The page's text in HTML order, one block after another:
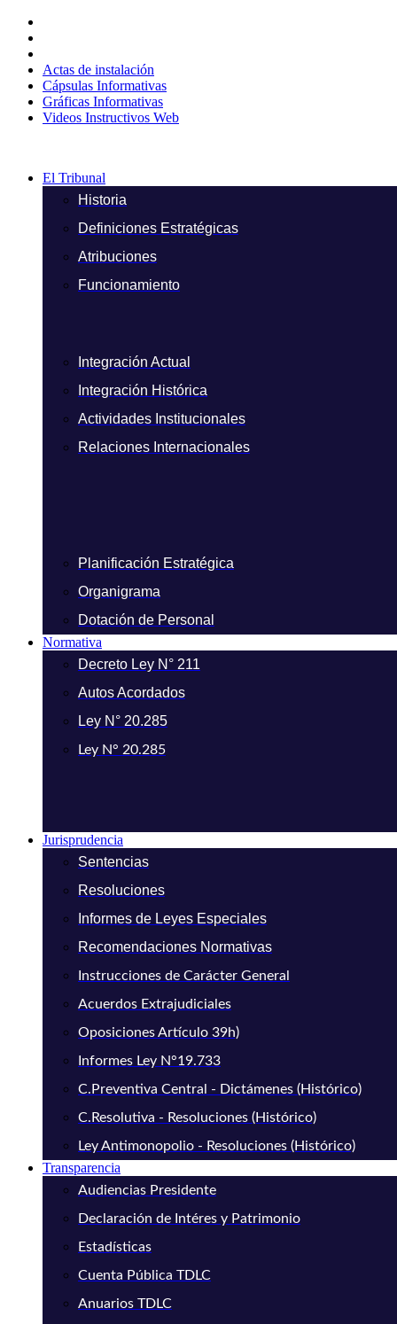
contenido
Actas de instalación
Cápsulas Informativas
Gráficas Informativas
Videos Instructivos Web
El Tribunal
Historia
Definiciones Estratégicas
Atribuciones
Funcionamiento
Integración Actual
Integración Histórica
Actividades Institucionales
Relaciones Internacionales
Planificación Estratégica
Organigrama
Dotación de Personal
Normativa
Decreto Ley N° 211
Autos Acordados
Ley N° 20.285
Ley N° 20.285
Jurisprudencia
Sentencias
Resoluciones
Informes de Leyes Especiales
Recomendaciones Normativas
Instrucciones de Carácter General
Acuerdos Extrajudiciales
Oposiciones Artículo 39h)
Informes Ley N°19.733
C.Preventiva Central - Dictámenes (Histórico)
C.Resolutiva - Resoluciones (Histórico)
Ley Antimonopolio - Resoluciones (Histórico)
Transparencia
Audiencias Presidente
Declaración de Intéres y Patrimonio
Estadísticas
Cuenta Pública TDLC
Anuarios TDLC